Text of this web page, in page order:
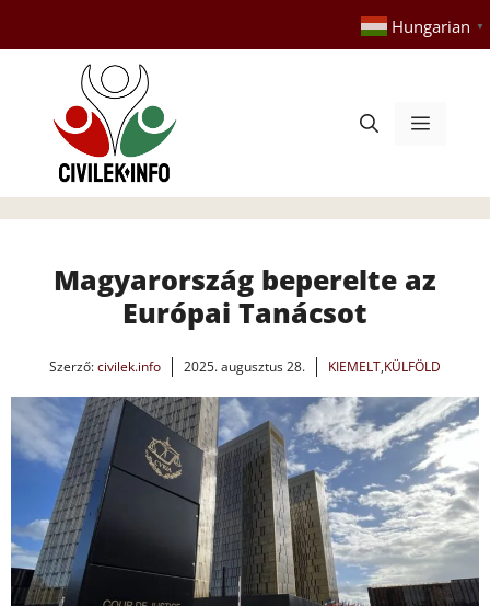
tartalomba
Hungarian ▼
Menü
Magyarország beperelte az
Európai Tanácsot
Szerző:civilek.info 2025. augusztus 28. KIEMELT,KÜLFÖLD